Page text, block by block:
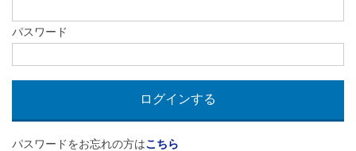
パスワード
パスワードをお忘れの方はこちら